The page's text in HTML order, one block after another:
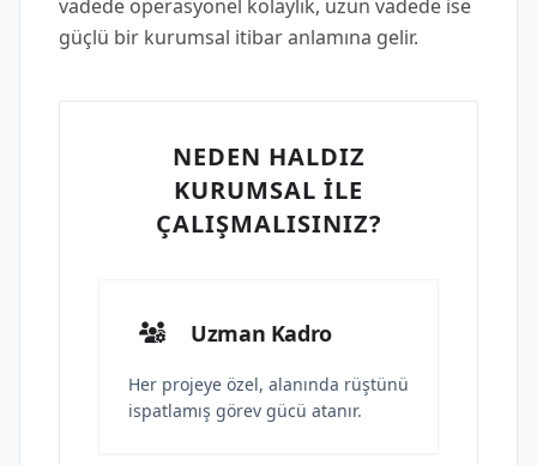
vadede operasyonel kolaylık, uzun vadede ise
güçlü bir kurumsal itibar anlamına gelir.
NEDEN HALDIZ
KURUMSAL İLE
ÇALIŞMALISINIZ?
Uzman Kadro
Her projeye özel, alanında rüştünü
ispatlamış görev gücü atanır.